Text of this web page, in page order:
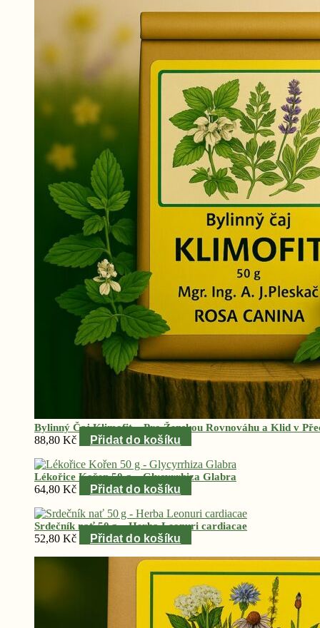
Bylinný Čaj Klimofit – Pro Ženskou Rovnováhu a Klid v
88,80 Kč Přidat do košíku
Lékořice Kořen 50 g – Glycyrrhiza Glabra
64,80 Kč Přidat do košíku
Srdečník nať 50 g – Herba Leonuri cardiacae
52,80 Kč Přidat do košíku